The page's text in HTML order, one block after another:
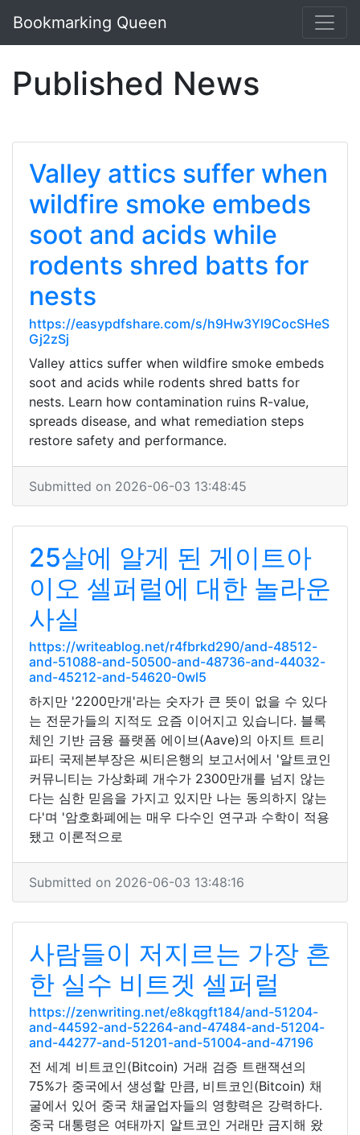
Bookmarking Queen
Published News
Valley attics suffer when
wildfire smoke embeds
soot and acids while
rodents shred batts for
nests
https://easypdfshare.com/s/h9Hw3Yl9CocSHeS
Gj2zSj
Valley attics suffer when wildfire smoke embeds
soot and acids while rodents shred batts for
nests. Learn how contamination ruins R-value,
spreads disease, and what remediation steps
restore safety and performance.
Submitted on 2026-06-03 13:48:45
25살에 알게 된 게이트아
이오 셀퍼럴에 대한 놀라운
사실
https://writeablog.net/r4fbrkd290/and-48512-
and-51088-and-50500-and-48736-and-44032-
and-45212-and-54620-0wl5
하지만 '2200만개'라는 숫자가 큰 뜻이 없을 수 있다
는 전문가들의 지적도 요즘 이어지고 있습니다. 블록
체인 기반 금융 플랫폼 에이브(Aave)의 아지트 트리
파티 국제본부장은 씨티은행의 보고서에서 '알트코인
커뮤니티는 가상화폐 개수가 2300만개를 넘지 않는
다는 심한 믿음을 가지고 있지만 나는 동의하지 않는
다'며 '암호화폐에는 매우 다수인 연구과 수학이 적용
됐고 이론적으로
Submitted on 2026-06-03 13:48:16
사람들이 저지르는 가장 흔
한 실수 비트겟 셀퍼럴
https://zenwriting.net/e8kqgft184/and-51204-
and-44592-and-52264-and-47484-and-51204-
and-44277-and-51201-and-51004-and-47196
전 세계 비트코인(Bitcoin) 거래 검증 트랜잭션의
75%가 중국에서 생성할 만큼, 비트코인(Bitcoin) 채
굴에서 있어 중국 채굴업자들의 영향력은 강력하다.
중국 대통령은 여태까지 알트코인 거래만 금지해 왔